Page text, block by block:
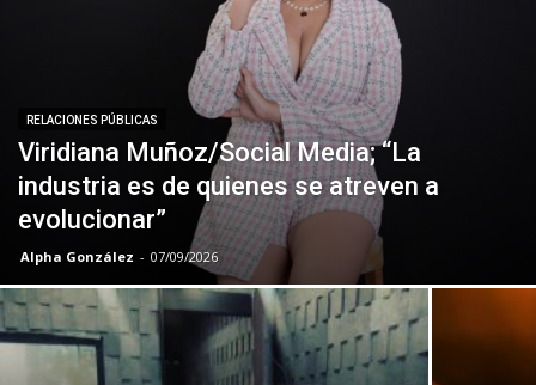
RELACIONES PÚBLICAS
Viridiana Muñoz/Social Media; “La
industria es de quienes se atreven a
evolucionar”
Alpha González - 07/09/2026